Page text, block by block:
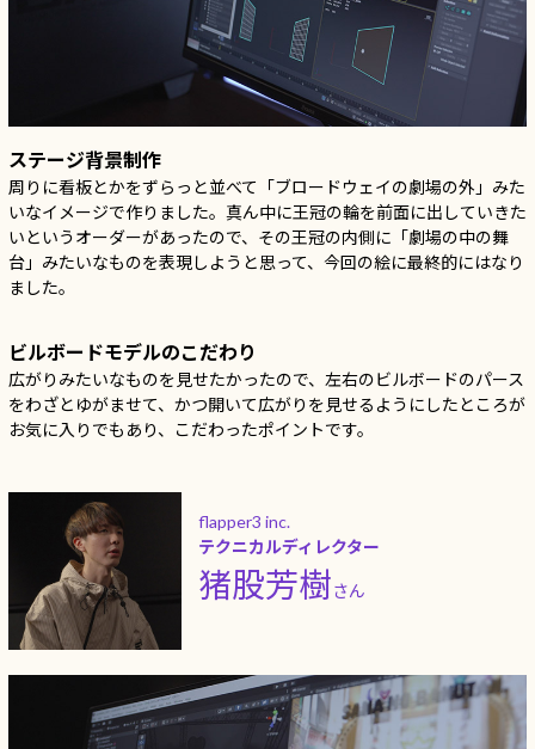
ステージ背景制作
周りに看板とかをずらっと並べて「ブロードウェイの劇場の外」みた
いなイメージで作りました。真ん中に王冠の輪を前面に出していきた
いというオーダーがあったので、その王冠の内側に「劇場の中の舞
台」みたいなものを表現しようと思って、今回の絵に最終的にはなり
ました。
ビルボードモデルのこだわり
広がりみたいなものを見せたかったので、左右のビルボードのパース
をわざとゆがませて、かつ開いて広がりを見せるようにしたところが
お気に入りでもあり、こだわったポイントです。
flapper3 inc.
テクニカルディレクター
猪股芳樹さん